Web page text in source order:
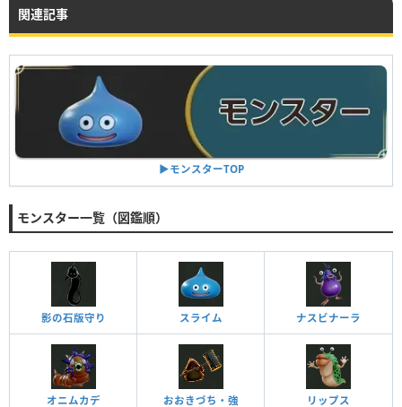
関連記事
▶︎モンスターTOP
モンスター一覧（図鑑順）
影の石版守り スライム ナスビナーラ
オニムカデ おおきづち・強 リップス